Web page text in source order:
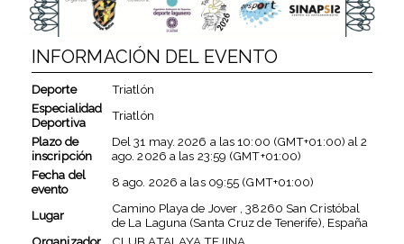
INFORMACIÓN DEL EVENTO
Deporte
Triatlón
Especialidad
Deportiva
Triatlón
Plazo de
inscripción
Del31 may. 2026 a las10:00 (GMT+01:00) al2
ago. 2026 a las 23:59 (GMT+01:00)
Fecha del
evento
8 ago. 2026 a las 09:55 (GMT+01:00)
Lugar
Camino Playa de Jover , 38260 San Cristóbal
de La Laguna (Santa Cruz de Tenerife), España